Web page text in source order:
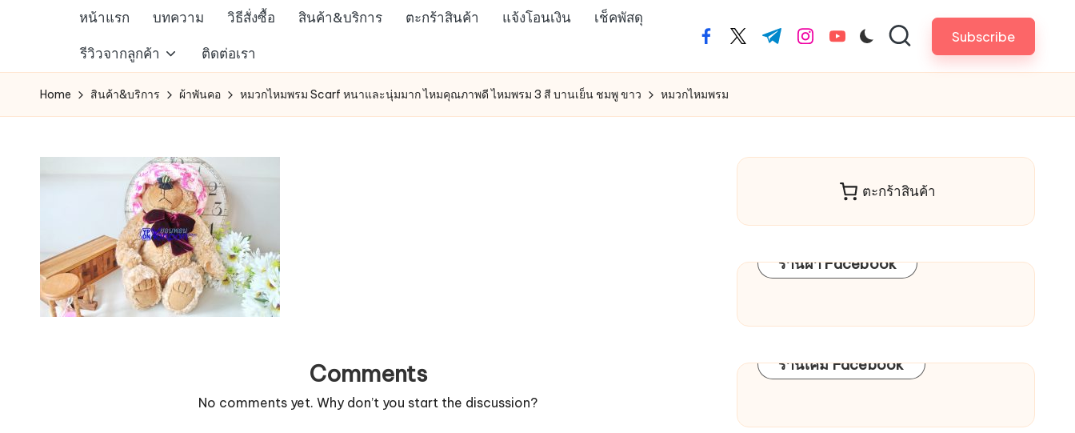
content
สรรพ
สินค้า
ออนไลน์
หน้าแรก บทความ วิธีสั่งซื้อ สินค้า&บริการ ตะกร้าสินค้า แจ้งโอนเงิน เช็คพัสดุ
รีวิวจากลูกค้า ติดต่อเรา
facebook.com
twitter.com
t.me instagram.com
youtube.com Subscribe
Home สินค้า&บริการ ผ้าพันคอ หมวกไหมพรม Scarf หนาและนุ่มมาก ไหมคุณภาพดี ไหมพรม 3 สี บานเย็น ชมพู ขาว หมวกไหมพรม
Comments
No comments yet. Why don’t you start the discussion?
ตะกร้าสินค้า
ร้านผ้า Facebook
ร้านเคมี Facebook